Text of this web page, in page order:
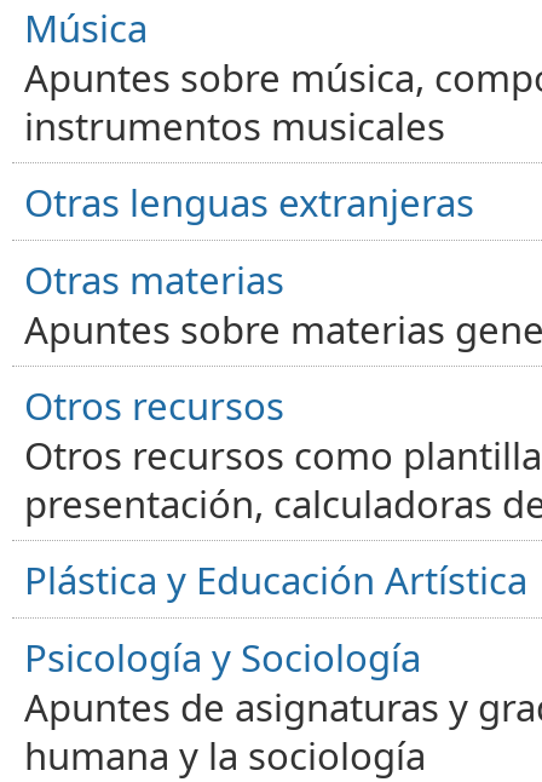
Música
Apuntes sobre música,
instrumentos musicales
Otras lenguas extranjeras
Otras materias
Apuntes sobre materias
Otros recursos
Otros recursos como
presentación, calculadoras
Plástica y Educación Artística
Psicología y Sociología
Apuntes de asignaturas y
humana y la sociología